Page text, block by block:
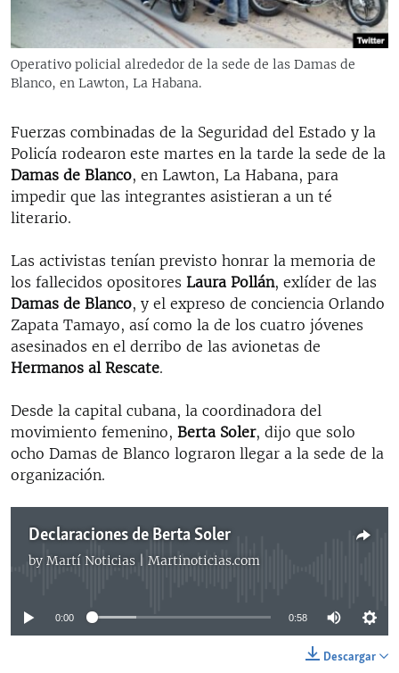
RADIO MARTÍ
ESPECIALES
ESPECIALES
SER VIEJO EN CUBA
KENTU-CUBANO
LOS SANTOS DE HIALEAH
LA INVASIÓN DE RUSIA A UCRANIA
MULTIMEDIA
SÍGUENOS
Operativo policial alrededor de la sede de las Damas de
Blanco, en Lawton, La Habana.
Fuerzas combinadas de la Seguridad del Estado y la
Policía rodearon este martes en la tarde la sede de la
Damas de Blanco, en Lawton, La Habana, para
impedir que las integrantes asistieran a un té
literario.
Las activistas tenían previsto honrar la memoria de
los fallecidos opositores Laura Pollán, exlíder de las
Damas de Blanco, y el expreso de conciencia Orlando
Zapata Tamayo, así como la de los cuatro jóvenes
asesinados en el derribo de las avionetas de
Hermanos al Rescate.
Desde la capital cubana, la coordinadora del
movimiento femenino, Berta Soler, dijo que solo
ocho Damas de Blanco lograron llegar a la sede de la
organización.
Declaraciones de Berta Soler
by Martí Noticias | Martinoticias.com
No media source currently available
0:00 0:58
Descargar